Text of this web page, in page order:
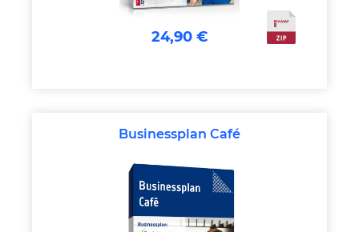
24,90 €
Businessplan Café